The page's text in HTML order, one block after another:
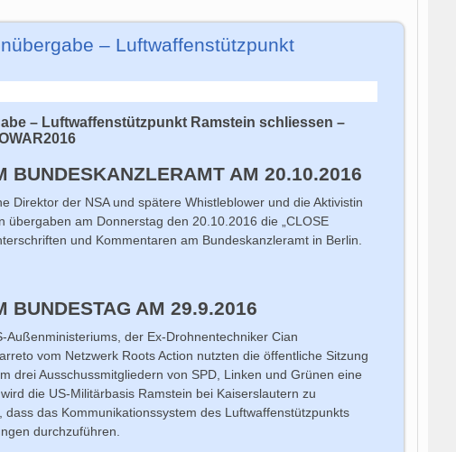
– Luftwaffenstützpunkt
– Luftwaffenstützpunkt Ramstein schliessen –
BUNDESKANZLERAMT AM 20.10.2016
Direktor der NSA und spätere Whistleblower und die Aktivistin
übergaben am Donnerstag den 20.10.2016 die „CLOSE
und Kommentaren am Bundeskanzleramt in Berlin.
BUNDESTAG AM 29.9.2016
der Ex-Drohnentechniker Cian
vom Netzwerk Roots Action nutzten die öffentliche Sitzung
drei Ausschussmitgliedern von SPD, Linken und Grünen eine
die US-Militärbasis Ramstein bei Kaiserslautern zu
das Kommunikationssystem des Luftwaffenstützpunkts
durchzuführen.